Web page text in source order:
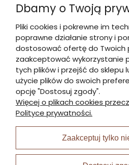
Kontakt
Informacje
Płatności i dostawa
Moje konto
I Nagroda w plabiscycie:
Dbamy o Twoją
Pliki cookies i pokrewne im
poprawne działanie strony i
dostosować ofertę do Twoich
zaakceptować wykorzystanie
tych plików i przejść do sklepu
użycie plików do swoich
opcję "Dostosuj zgody".
Więcej o plikach cookies
Polityce prywatności.
Zaakceptuj tylko